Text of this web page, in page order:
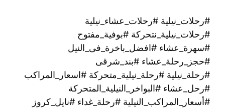
#رحلات_نيلية #رحلات_عشاء_نيلية
#رحلات_نيلية_نتحركة #بوفية_مفتوح
#سهرة_عشاء #افضل_باخرة_فى_النيل
#حجز_رحلة_عشاء #بند_شرقى
#رحلة_نيلية #رحلة_نيلية_متحركة #اسعار_المراكب
#رحل_عشاء #البواخر_النيلية_المتحركة
#أسعار_المراكب_النيلية #رحلة_غداء #نايل_كروز